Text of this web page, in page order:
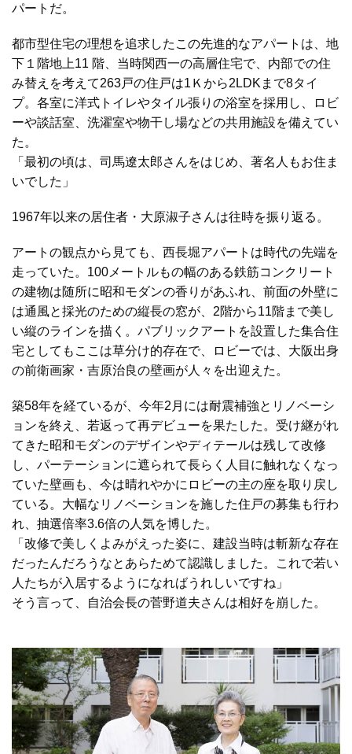
パートだ。
都市型住宅の理想を追求したこの先進的なアパートは、地
下１階地上11 階、当時関西一の高層住宅で、内部での住
み替えを考えて263戸の住戸は1Ｋから2LDKまで8タイ
プ。各室に洋式トイレやタイル張りの浴室を採用し、ロビ
ーや談話室、洗濯室や物干し場などの共用施設を備えてい
た。
「最初の頃は、司馬遼太郎さんをはじめ、著名人もお住ま
いでした」
1967年以来の居住者・大原淑子さんは往時を振り返る。
アートの観点から見ても、西長堀アパートは時代の先端を
走っていた。100メートルもの幅のある鉄筋コンクリート
の建物は随所に昭和モダンの香りがあふれ、前面の外壁に
は通風と採光のための縦長の窓が、2階から11階まで美し
い縦のラインを描く。パブリックアートを設置した集合住
宅としてもここは草分け的存在で、ロビーでは、大阪出身
の前衛画家・吉原治良の壁画が人々を出迎えた。
築58年を経ているが、今年2月には耐震補強とリノベーシ
ョンを終え、若返って再デビューを果たした。受け継がれ
てきた昭和モダンのデザインやディテールは残して改修
し、パーテーションに遮られて長らく人目に触れなくなっ
ていた壁画も、今は晴れやかにロビーの主の座を取り戻し
ている。大幅なリノベーションを施した住戸の募集も行わ
れ、抽選倍率3.6倍の人気を博した。
「改修で美しくよみがえった姿に、建設当時は斬新な存在
だったんだろうなとあらためて認識しました。これで若い
人たちが入居するようになればうれしいですね」
そう言って、自治会長の菅野道夫さんは相好を崩した。